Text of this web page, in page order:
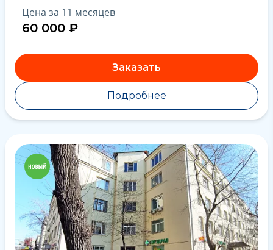
Цена за 11 месяцев
60 000 ₽
Заказать
Подробнее